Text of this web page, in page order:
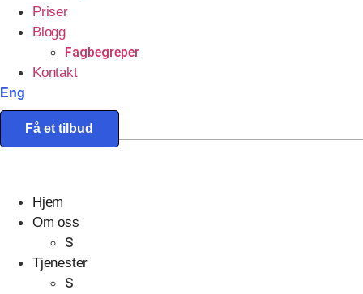
Priser
Blogg
Fagbegreper
Kontakt
Eng
Få et tilbud
Hjem
Om oss
S
Tjenester
S